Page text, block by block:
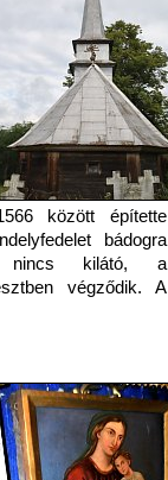
között építette
bádogra
nincs kilátó, a
végződik. A